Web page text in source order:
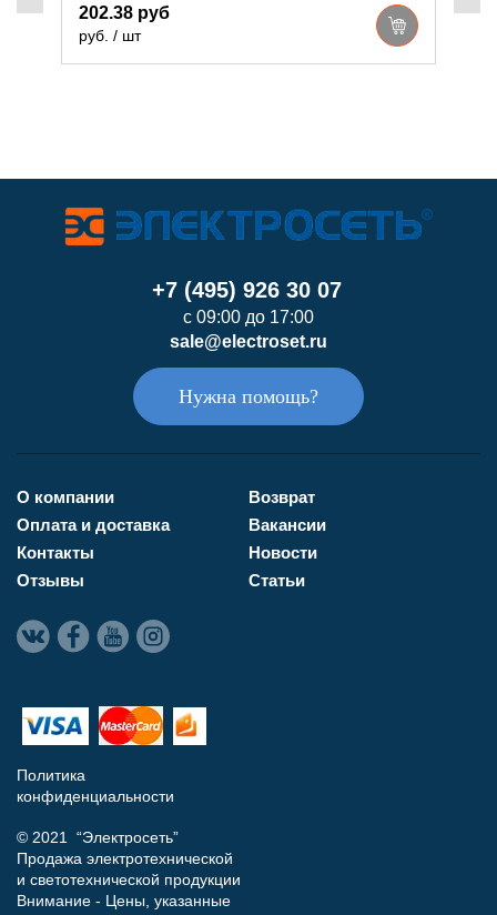
202.38 руб
руб. / шт
+7 (495) 926 30 07
с 09:00 до 17:00
sale@electroset.ru
Нужна помощь?
О компании
Оплата и доставка
Контакты
Отзывы
Возврат
Вакансии
Новости
Статьи
Политика
конфиденциальности
© 2021 “Электросеть”
Продажа электротехнической
и светотехнической продукции
Внимание - Цены, указанные